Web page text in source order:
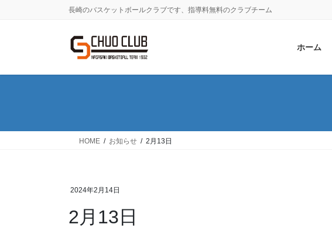
に
ョ
動
長崎のバスケットボールクラブです、指導料無料のクラブチーム
ホーム
HOME お知らせ 2月13日
2024年2月14日
2月13日